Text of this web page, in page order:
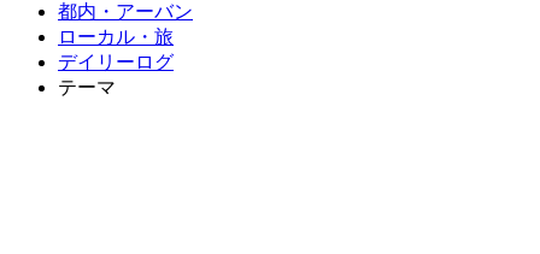
都内・アーバン
ローカル・旅
デイリーログ
テーマ